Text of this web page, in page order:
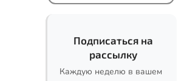
Подписаться на
рассылку
Каждую неделю в вашем